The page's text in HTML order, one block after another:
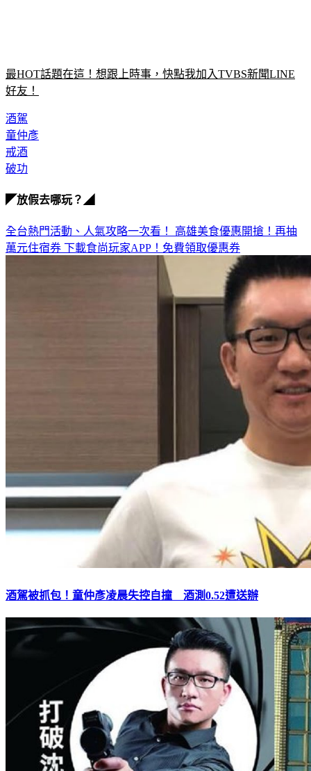
最HOT話題在這！想跟上時事，快點我加入TVBS新聞LINE
好友！
酒駕
童仲彥
戒酒
破功
◤放假去哪玩？◢
全台熱門活動、人氣攻略一次看！ 高雄美食優惠開搶！再抽
萬元住宿券 下載食尚玩家APP！免費領取優惠券
酒駕被抓包！童仲彥凌晨失控自撞 酒測0.52遭送辦